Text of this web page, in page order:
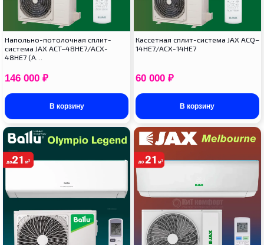
Напольно-потолочная сплит-
система JAX ACT–48HE7/ACX-
48HE7 (A…
146 000 ₽
В корзину
Кассетная сплит-система JAX ACQ–
14HE7/ACX-14HE7
60 000 ₽
В корзину